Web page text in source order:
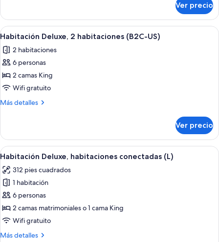
(B2C-
CA)
Deluxe,
habitaciones
conectadas
CA)
Ver precio
Abrir
todas
las
fotos
de
Habitación
Deluxe,
(B2C-
US)
Habitación de hotel con una cama
5
Habitación Deluxe, 2 habitaciones (B2C-US)
2 habitaciones
6 personas
2 camas King
Wifi gratuito
Más detalles
Más
Deluxe,
habitaciones
US)
Ver precio
Abrir
todas
las
fotos
de
Habitación
Deluxe,
Habitación de hotel con una cama
5
Habitación Deluxe, habitaciones conectadas (L)
312 pies cuadrados
1 habitación
6 personas
2 camas matrimoniales o 1 cama King
Wifi gratuito
Más detalles
Más